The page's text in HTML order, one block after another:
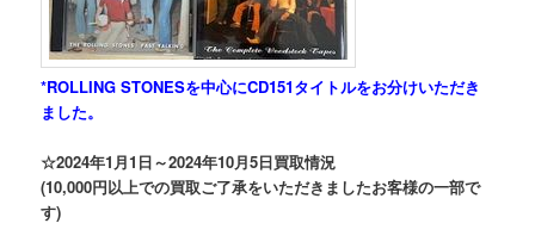
*ROLLING STONESを中心にCD151タイトルをお分けいただき
ました。
☆2024年1月1日～2024年10月5日買取情況
(10,000円以上での買取ご了承をいただきましたお客様の一部で
す)